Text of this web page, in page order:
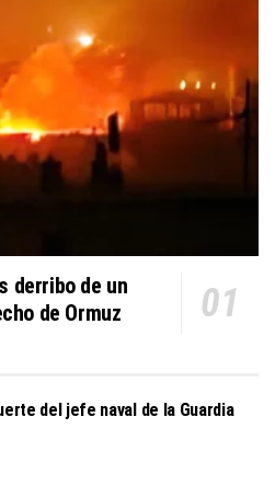
derribo de un
de Ormuz
del jefe naval de la Guardia